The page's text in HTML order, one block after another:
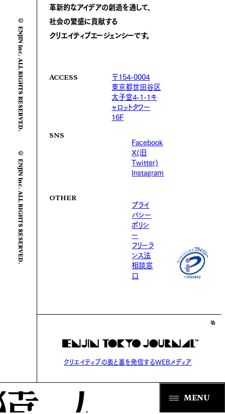
MENU
© ENJIN Inc. ALL RIGHTS RESERVED.
© ENJIN Inc. ALL RIGHTS RESERVED.
革新的なアイデアの創造を通して、
社会の繁盛に貢献する
クリエイティブエージェンシーです。
ACCESS
〒154-0004
東京都世田谷区
太子堂4-1-1キ
ャロットタワー
16F
SNS
Facebook
X(旧
Twitter)
Instagram
OTHER
プライ
バシー
ポリシ
ー
フリーラ
ンス法
相談窓
口
クリエイティブの表と裏を発信するWEBメディア